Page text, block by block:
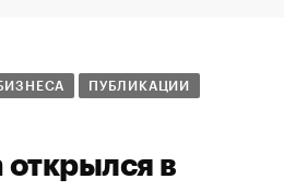
ПУБЛИКАЦИИ
открылся в